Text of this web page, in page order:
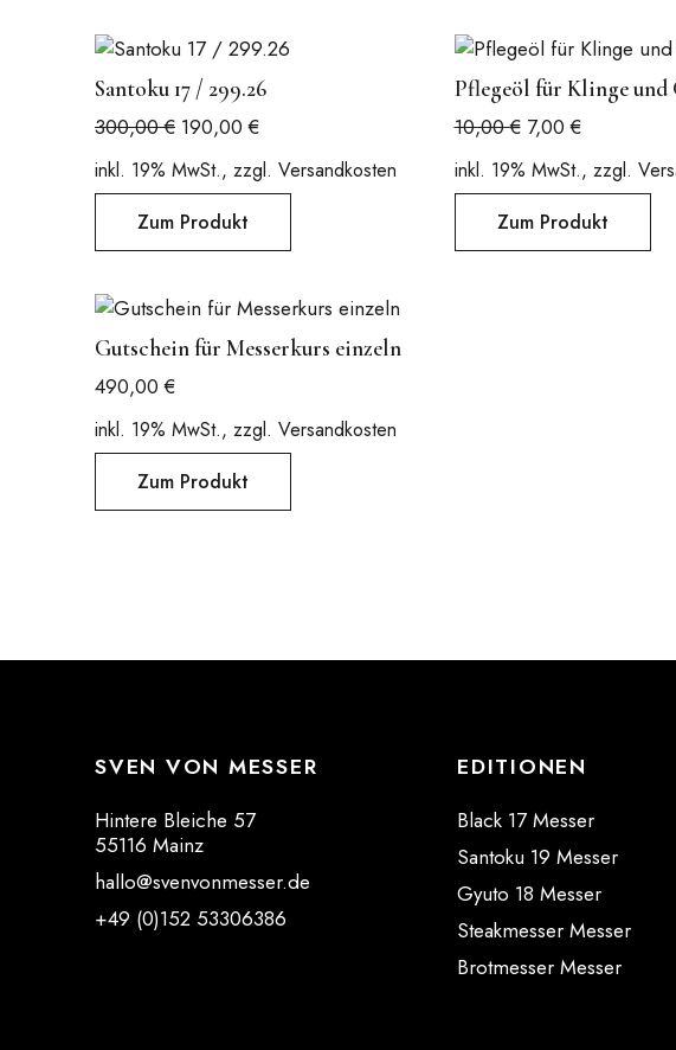
Santoku 17 / 299.26
300,00€ Ursprünglicher
war:
300,00 €
190,00€Aktueller
Preis
ist:
inkl. 19% MwSt., zzgl. Versandkosten
Zum Produkt
Pflegeöl für Klinge
10,00€ Ursprünglicher
war:
10,00 €
7,00€Aktueller
ist:
7,00 €.
inkl. 19% MwSt., zzgl.
Zum Produkt
Gutschein für Messerkurs einzeln
490,00€
inkl. 19% MwSt., zzgl. Versandkosten
Zum Produkt
SVEN VON MESSER
Hintere Bleiche 57
55116 Mainz
hallo@svenvonmesser.de
+49 (0)152 53306386
EDITIONEN
Black 17 Messer
Santoku 19 Messer
Gyuto 18 Messer
Steakmesser Messer
Brotmesser Messer